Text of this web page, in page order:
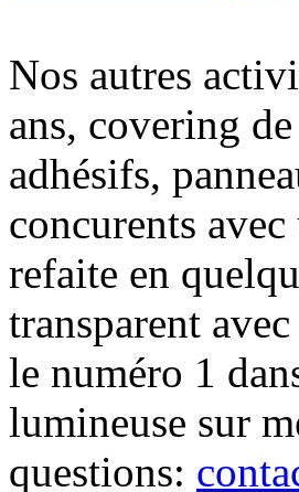
Nos autres
ans, covering
adhésifs,
concurents
refaite en
transparent
le numéro 1
lumineuse sur
questions: